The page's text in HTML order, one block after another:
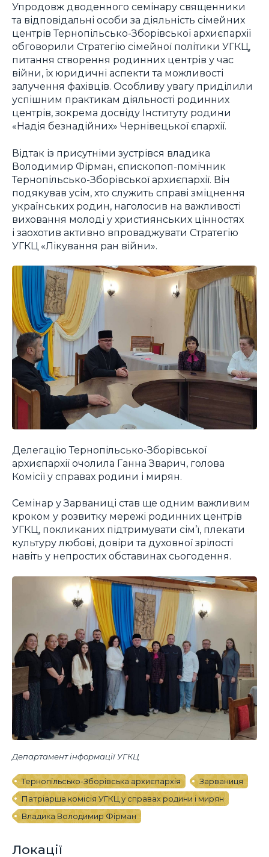
Упродовж дводенного семінару священники
та відповідальні особи за діяльність сімейних
центрів Тернопільсько-Зборівської архиєпархії
обговорили Стратегію сімейної політики УГКЦ,
питання створення родинних центрів у час
війни, їх юридичні аспекти та можливості
залучення фахівців. Особливу увагу приділили
успішним практикам діяльності родинних
центрів, зокрема досвіду Інституту родини
«Надія безнадійних» Чернівецької єпархії.
Відтак із присутніми зустрівся владика
Володимир Фірман, єпископоп-помічник
Тернопільсько-Зборівської архиєпархії. Він
подякував усім, хто служить справі зміцнення
українських родин, наголосив на важливості
виховання молоді у християнських цінностях
і заохотив активно впроваджувати Стратегію
УГКЦ «Лікування ран війни».
Делегацію Тернопільсько-Зборівської
архиєпархії очолила Ганна Зварич, голова
Комісії у справах родини і мирян.
Семінар у Зарваниці став ще одним важливим
кроком у розвитку мережі родинних центрів
УГКЦ, покликаних підтримувати сім’ї, плекати
культуру любові, довіри та духовної зрілості
навіть у непростих обставинах сьогодення.
Департамент інформації УГКЦ
Тернопільсько-Зборівська архиєпархія
Зарваниця
Патріарша комісія УГКЦ у справах родини і мирян
Владика Володимир Фірман
Локації